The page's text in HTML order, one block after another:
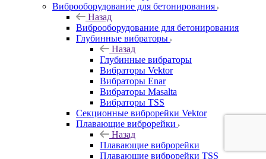
Виброоборудование для бетонирования
Назад
Виброоборудование для бетонирования
Глубинные вибраторы
Назад
Глубинные вибраторы
Вибраторы Vektor
Вибраторы Enar
Вибраторы Masalta
Вибраторы TSS
Секционные виброрейки Vektor
Плавающие виброрейки
Назад
Плавающие виброрейки
Плавающие виброрейки TSS